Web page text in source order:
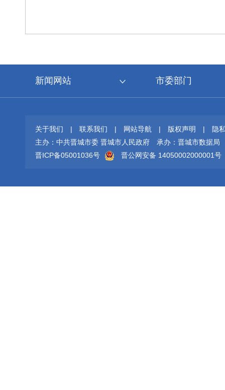
新闻网站 市委部门
关于我们 | 联系我们 | 网站导航 | 版权声明 |
隐
主办：中共晋城市委 晋城市人民政府
承办：晋城市数据局
晋ICP备05001036号
晋公网安备 14050002000001号